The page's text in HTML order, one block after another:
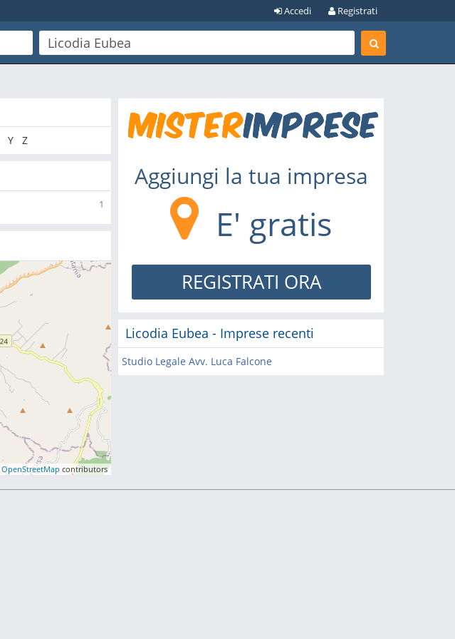
Registrati
Accedi
Y Z
1
OpenStreetMap contributors
Aggiungi la tua impresa
E' gratis
REGISTRATI ORA
Licodia Eubea - Imprese recenti
Studio Legale Avv. Luca Falcone